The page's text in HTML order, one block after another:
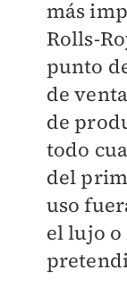
más
Rolls-
punto
de
de
todo
del
uso
el lujo